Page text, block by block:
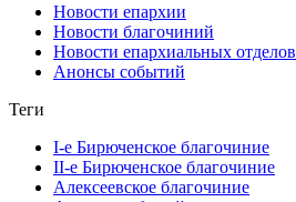
Новости епархии
Новости благочиний
Новости епархиальных отделов
Анонсы событий
Теги
I-е Бирюченское благочиние
II-е Бирюченское благочиние
Алексеевское благочиние